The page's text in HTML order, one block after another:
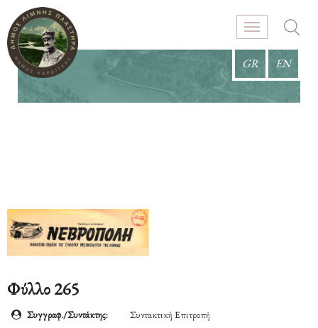
GR EN
Φύλλο 265
Συγγραφ./Συντάκτης:
Συντακτική Επιτροπή